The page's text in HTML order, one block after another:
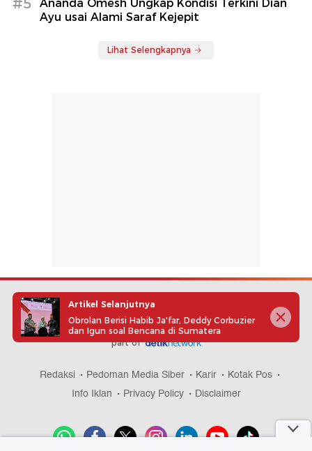
Ananda Omesh Ungkap Kondisi Terkini Dian
Ayu usai Alami Saraf Kejepit
Lihat Selengkapnya
part of
Redaksi Pedoman Media Siber Karir
Kotak Pos
Info Iklan
Privacy Policy Disclaimer
Artikel Selanjutnya
Obrolan Berisi Habib Ja'far, Deddy Corbuzier
dan Igun soal Bencana di Sumatera